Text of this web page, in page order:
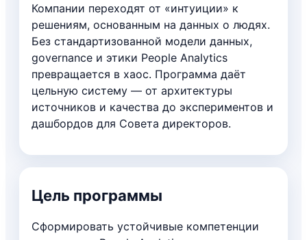
Компании переходят от «интуиции» к
решениям, основанным на данных о людях.
Без стандартизованной модели данных,
governance и этики People Analytics
превращается в хаос. Программа даёт
цельную систему — от архитектуры
источников и качества до экспериментов и
дашбордов для Совета директоров.
Цель программы
Сформировать устойчивые компетенции